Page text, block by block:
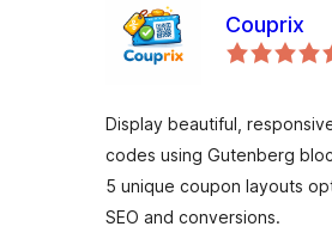
Couprix
Display beautiful,
codes using Gutenberg
5 unique coupon layouts
SEO and conversions.